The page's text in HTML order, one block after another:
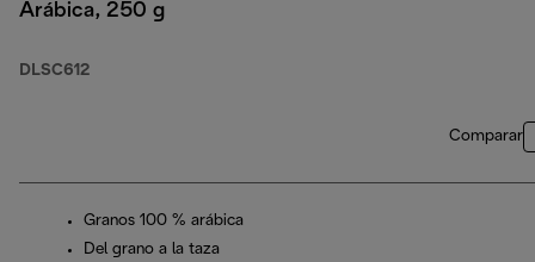
Arábica, 250 g
DLSC612
Comparar
Granos 100 % arábica
Del grano a la taza